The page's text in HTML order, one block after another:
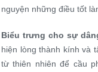
nguyện những điều tốt
Biểu trưng cho sự
hiện lòng thành kính và
từ thiên nhiên để cầu